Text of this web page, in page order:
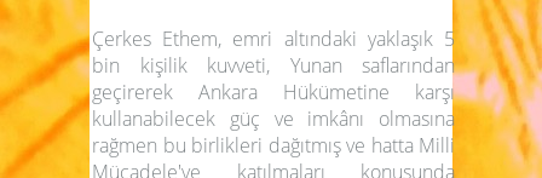
Çerkes Ethem, emri altındaki yaklaşık 5
bin kişilik kuvveti, Yunan saflarından
geçirerek Ankara Hükümetine karşı
kullanabilecek güç ve imkânı olmasına
rağmen bu birlikleri dağıtmış ve hatta Milli
Mücadele'ye katılmaları konusunda